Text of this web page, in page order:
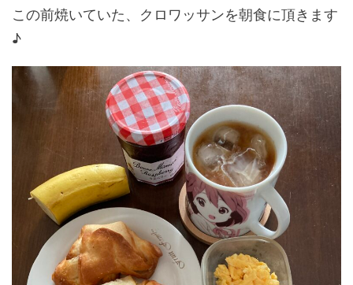
この前焼いていた、クロワッサンを朝食に頂きます
♪